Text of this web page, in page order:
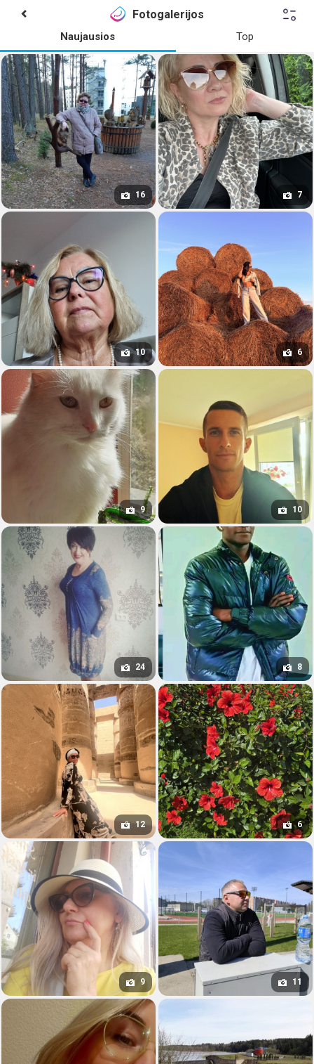
Fotogalerijos
Naujausios Top
16 7
10 6
9 10
24 8
12 6
9 11